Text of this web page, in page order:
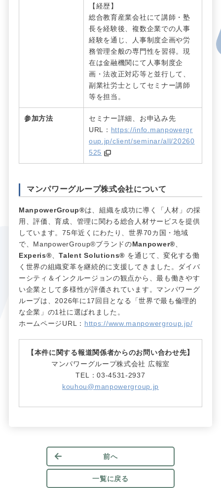
【経歴】
総合教育産業会社にて講師・塾
長を経験後、複数企業での人事
経験を通じ、人事制度企画や労
務管理全般の専門性を習得。現
在は金融機関にて人事制度企
画・法改正対応等と並行して、
副業社労士としてセミナー講師
等を担当。
参加方法
セミナー詳細、お申込み先
URL： https://info.manpowergr
oup.jp/client/seminar/all/20260
525
マンパワーグループ株式会社について
ManpowerGroup®は、組織を成功に導く「人材」の採
用、評価、育成、管理に関わる総合人材サービスを提供
しています。75年近くにわたり、世界70カ国・地域
で、ManpowerGroup®ブランドのManpower®
Experis® 、Talent Solutions® を通じて、変化する働
く世界の組織変革を継続的に支援してきました。ダイバ
ーシティ＆インクルージョンの観点から、最も働きやす
い企業として多様性が評価されています。マンパワーグ
ループは、2026年に17回目となる「世界で最も倫理的
な企業」の1社に選ばれました。
ホームページURL： https://www.manpowergroup.jp/
【本件に関する報道関係者からのお問い合わせ先】
マンパワーグループ株式会社 広報室
TEL
：03-4531-2937
kouhou@manpowergroup.jp
前へ
一覧に戻る